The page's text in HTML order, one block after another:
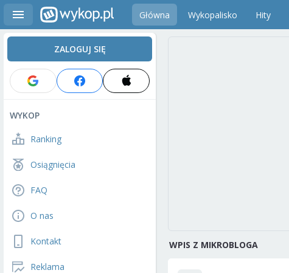
Główna Wykopalisko Hity
ZALOGUJ SIĘ
WYKOP
Ranking
Osiągnięcia
FAQ
O nas
Kontakt
Reklama
WPIS Z MIKROBLOGA